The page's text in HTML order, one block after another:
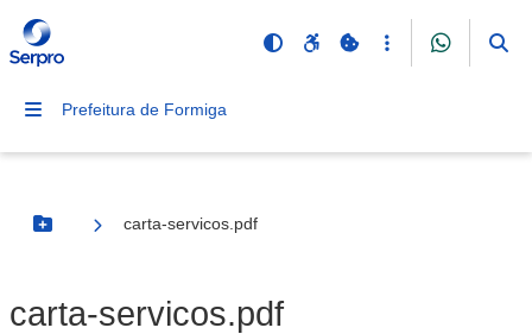
Prefeitura de Formiga
Botão Menu
carta-servicos.pdf
carta-servicos.pdf